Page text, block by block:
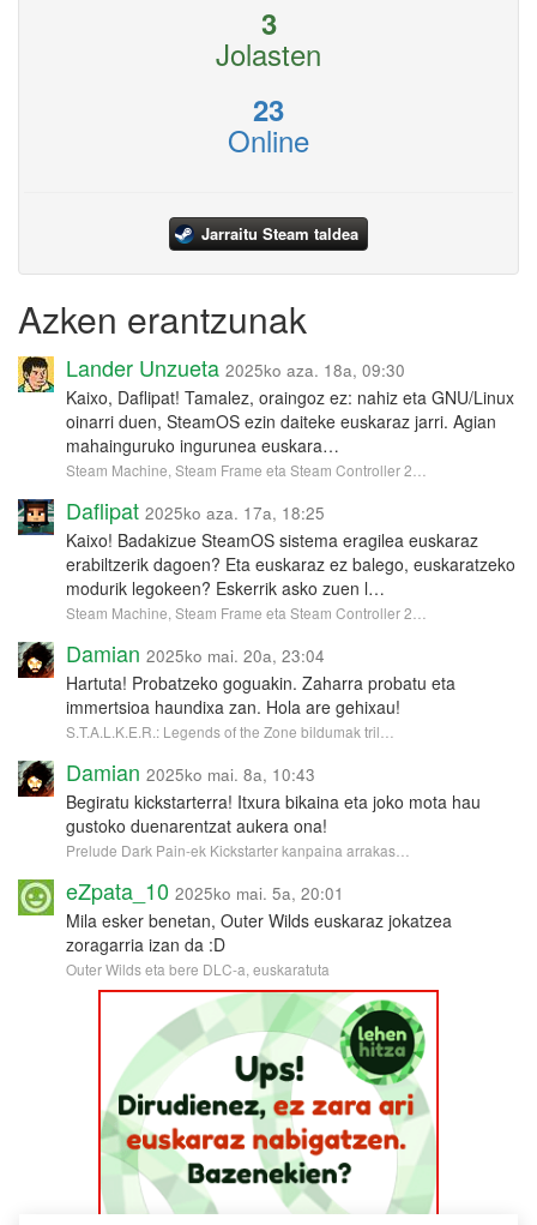
3
Jolasten
23
Online
Jarraitu Steam taldea
Azken erantzunak
Lander Unzueta 2025ko aza. 18a, 09:30
Kaixo, Daflipat! Tamalez, oraingoz ez: nahiz eta GNU/Linux
oinarri duen, SteamOS ezin daiteke euskaraz jarri. Agian
mahainguruko ingurunea euskara…
Steam Machine, Steam Frame eta Steam Controller 2…
Daflipat 2025ko aza. 17a, 18:25
Kaixo! Badakizue SteamOS sistema eragilea euskaraz
erabiltzerik dagoen? Eta euskaraz ez balego, euskaratzeko
modurik legokeen? Eskerrik asko zuen l…
Steam Machine, Steam Frame eta Steam Controller 2…
Damian 2025ko mai. 20a, 23:04
Hartuta! Probatzeko goguakin. Zaharra probatu eta
immertsioa haundixa zan. Hola are gehixau!
S.T.A.L.K.E.R.: Legends of the Zone bildumak tril…
Damian 2025ko mai. 8a, 10:43
Begiratu kickstarterra! Itxura bikaina eta joko mota hau
gustoko duenarentzat aukera ona!
Prelude Dark Pain-ek Kickstarter kanpaina arrakas…
eZpata_10 2025ko mai. 5a, 20:01
Mila esker benetan, Outer Wilds euskaraz jokatzea
zoragarria izan da :D
Outer Wilds eta bere DLC-a, euskaratuta